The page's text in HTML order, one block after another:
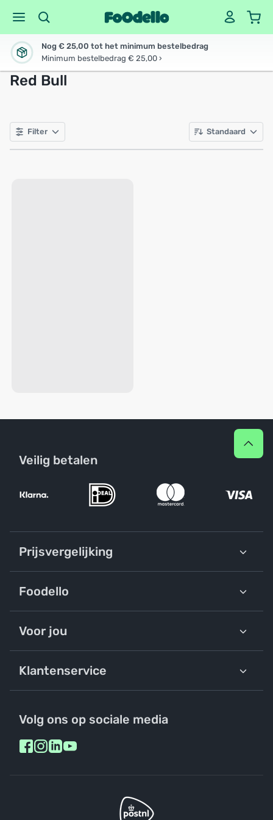
Nog € 25,00 tot het minimum bestelbedrag
Minimum bestelbedrag € 25,00 ›
Red Bull
Filter Standaard
Veilig betalen
Prijsvergelijking
Foodello
Voor jou
Klantenservice
Volg ons op sociale media